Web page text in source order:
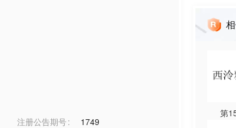
注册公告期号
1749
第